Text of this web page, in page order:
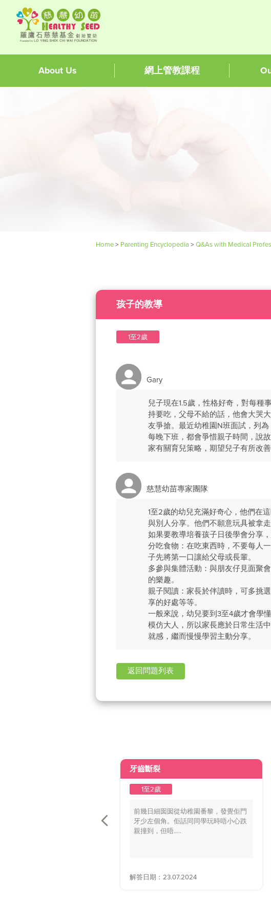
About Us 網上管教課程
Home> Parenting Encyclopedia > Q&As with Medical
孩子的教導
1至2歲
Gary
兒子現在1.5歲，性格好奇，對每種
持要吃，父母不給的話，他會大哭
友爭搶。最近幼稚園N班面試，列
每晚下班，都會爭惜親子時間，說
家有關育兒策略，期望兒子有所改善
慈慧幼苗專家團隊
1至2歲的幼兒充滿好奇心，他們在
與別人分享。他們不願意玩具被拿
如果要教導培養孩子日後學會分享
分吃食物：在吃東西時，不要每人
子先將第一口讓給父母或長輩。
多參與集體活動：與朋友仔見面聚
的樂趣。
親子閱讀：家長於伴讀時，可多挑
享的好處等等。
一般來說，幼兒要到3至4歲才會學
模仿大人，所以家長應於日常生活
就感，繼而慢慢學習主動分享。
返回問題列表
牙齒斷裂
1至2歲
前幾日細囡囡從幼稚園番黎，發覺佢門
牙少左個角。佢話同同學玩時唔小心跌
親撞到，但唔.....
解答日期：23.07.2024